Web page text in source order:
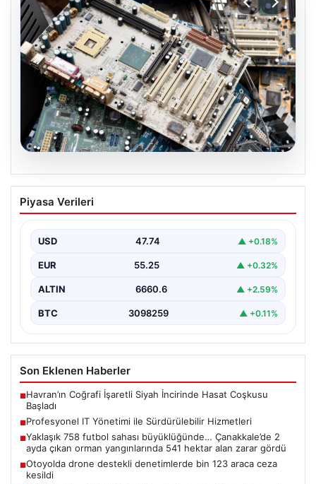
08.08.2026
Profesyonel IT Yönetimi ile
Sürdürülebilir Hizmetleri
parklarını sürekli periyotlarla yenilemektedir. Bu
güncelleme operasyonlarında kenara…
Piyasa Verileri
USD 47.74 ▲ +0.18%
EUR 55.25 ▲ +0.32%
ALTIN 6660.6 ▲ +2.59%
BTC 3098259 ▲ +0.11%
Son Eklenen Haberler
■Havran’ın Coğrafi İşaretli Siyah İncirinde Hasat Coşkusu
Başladı
■Profesyonel IT Yönetimi ile Sürdürülebilir Hizmetleri
■Yaklaşık 758 futbol sahası büyüklüğünde… Çanakkale’de 2
ayda çıkan orman yangınlarında 541 hektar alan zarar gördü
■Otoyolda drone destekli denetimlerde bin 123 araca ceza
kesildi